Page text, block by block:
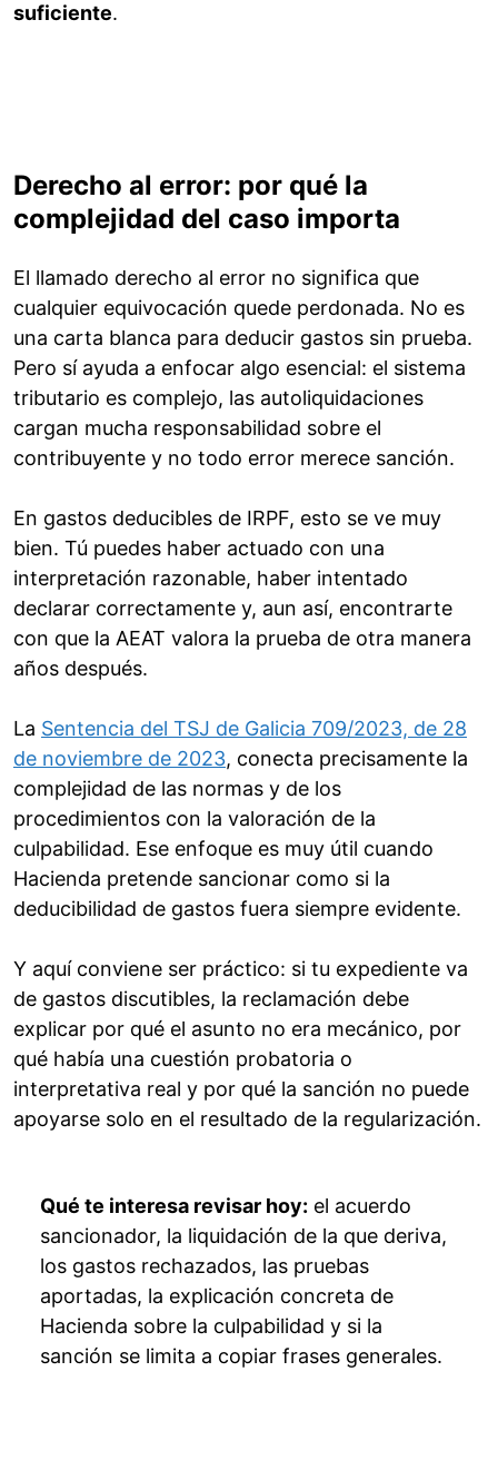
suficiente.
Derecho al error: por qué la
complejidad del caso importa
El llamado derecho al error no significa que
cualquier equivocación quede perdonada. No es
una carta blanca para deducir gastos sin prueba.
Pero sí ayuda a enfocar algo esencial: el sistema
tributario es complejo, las autoliquidaciones
cargan mucha responsabilidad sobre el
contribuyente y no todo error merece sanción.
En gastos deducibles de IRPF, esto se ve muy
bien. Tú puedes haber actuado con una
interpretación razonable, haber intentado
declarar correctamente y, aun así, encontrarte
con que la AEAT valora la prueba de otra manera
años después.
La Sentencia del TSJ de Galicia 709/2023, de 28
de noviembre de 2023, conecta precisamente la
complejidad de las normas y de los
procedimientos con la valoración de la
culpabilidad. Ese enfoque es muy útil cuando
Hacienda pretende sancionar como si la
deducibilidad de gastos fuera siempre evidente.
Y aquí conviene ser práctico: si tu expediente va
de gastos discutibles, la reclamación debe
explicar por qué el asunto no era mecánico, por
qué había una cuestión probatoria o
interpretativa real y por qué la sanción no puede
apoyarse solo en el resultado de la regularización.
Qué te interesa revisar hoy: el acuerdo
sancionador, la liquidación de la que deriva,
los gastos rechazados, las pruebas
aportadas, la explicación concreta de
Hacienda sobre la culpabilidad y si la
sanción se limita a copiar frases generales.